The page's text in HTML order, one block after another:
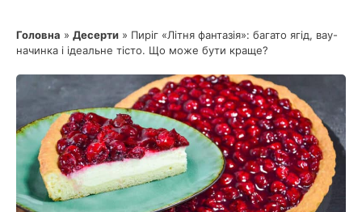
Головна » Десерти » Пиріг «Літня фантазія»: багато ягід, вау-
начинка і ідеальне тісто. Що може бути краще?